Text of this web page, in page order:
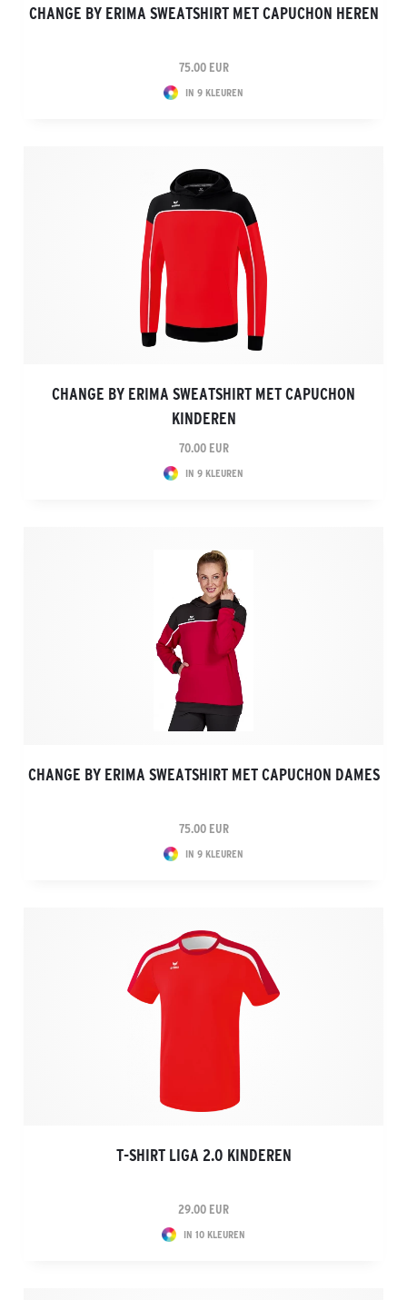
CHANGE BY ERIMA SWEATSHIRT MET CAPUCHON HEREN
75.00 EUR
IN 9 KLEUREN
CHANGE BY ERIMA SWEATSHIRT MET CAPUCHON
KINDEREN
70.00 EUR
IN 9 KLEUREN
CHANGE BY ERIMA SWEATSHIRT MET CAPUCHON DAMES
75.00 EUR
IN 9 KLEUREN
T-SHIRT LIGA 2.0 KINDEREN
29.00 EUR
IN 10 KLEUREN